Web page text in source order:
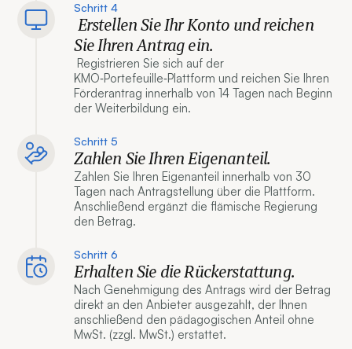
Schritt 4
Erstellen Sie Ihr Konto und reichen
Sie Ihren Antrag ein.
Registrieren Sie sich auf der
KMO‑Portefeuille‑Plattform und reichen Sie Ihren
Förderantrag innerhalb von 14 Tagen nach Beginn
der Weiterbildung ein.
Schritt 5
Zahlen Sie Ihren Eigenanteil.
Zahlen Sie Ihren Eigenanteil innerhalb von 30
Tagen nach Antragstellung über die Plattform.
Anschließend ergänzt die flämische Regierung
den Betrag.
Schritt 6
Erhalten Sie die Rückerstattung.
Nach Genehmigung des Antrags wird der Betrag
direkt an den Anbieter ausgezahlt, der Ihnen
anschließend den pädagogischen Anteil ohne
MwSt. (zzgl. MwSt.) erstattet.